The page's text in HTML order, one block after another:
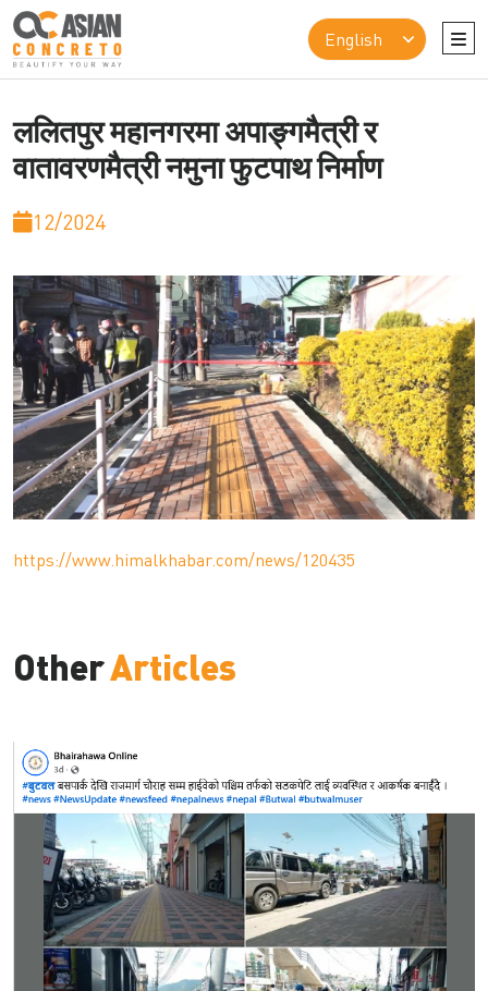
ललितपुर महानगरमा अपाङ्गमैत्री र
वातावरणमैत्री नमुना फुटपाथ निर्माण
12/2024
https://www.himalkhabar.com/news/120435
OtherArticles